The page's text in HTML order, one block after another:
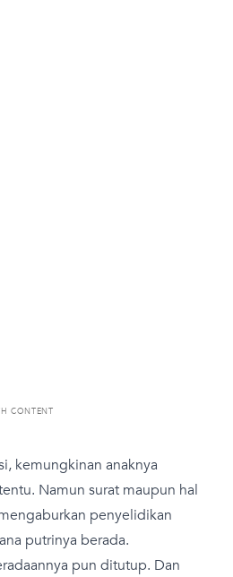
CONTENT
kemungkinan anaknya
Namun surat maupun hal
penyelidikan
putrinya berada.
pun ditutup. Dan